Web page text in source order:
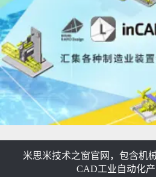
米思米技术之窗官网，包含机
CAD工业自动化产